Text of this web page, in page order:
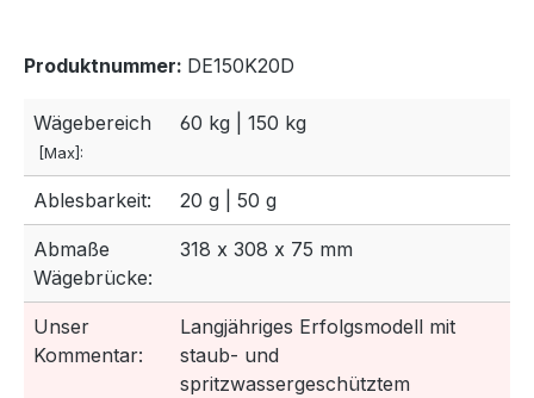
Produktnummer: DE150K20D
Wägebereich
[Max]:
60 kg | 150 kg
Ablesbarkeit: 20 g | 50 g
Abmaße
Wägebrücke:
318 x 308 x 75 mm
Unser
Kommentar:
Langjähriges Erfolgsmodell mit
staub- und
spritzwassergeschütztem